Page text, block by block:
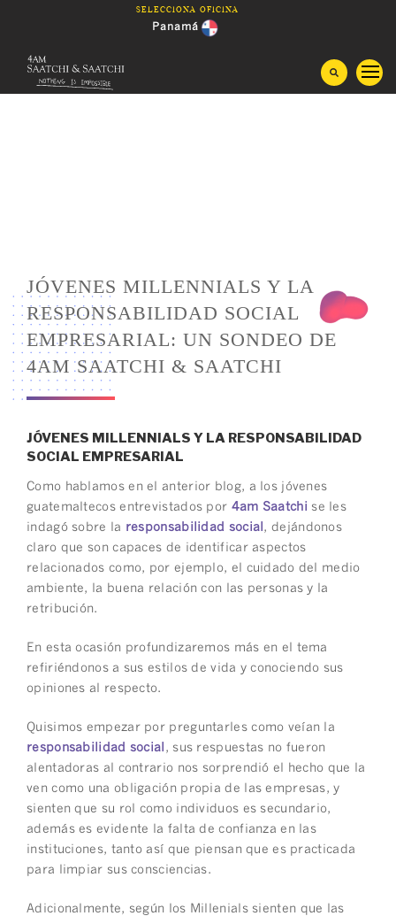
Selecciona oficina
Panamá
JÓVENES MILLENNIALS Y LA
RESPONSABILIDAD SOCIAL
EMPRESARIAL: UN SONDEO DE
4AM SAATCHI & SAATCHI
JÓVENES MILLENNIALS Y LA RESPONSABILIDAD
SOCIAL EMPRESARIAL
Como hablamos en el anterior blog, a los jóvenes
guatemaltecos entrevistados por 4am Saatchi se les
indagó sobre la responsabilidad social , dejándonos
claro que son capaces de identificar aspectos
relacionados como, por ejemplo, el cuidado del medio
ambiente, la buena relación con las personas y la
retribución.
En esta ocasión profundizaremos más en el tema
refiriéndonos a sus estilos de vida y conociendo sus
opiniones al respecto.
Quisimos empezar por preguntarles como veían la
responsabilidad social , sus respuestas no fueron
alentadoras al contrario nos sorprendió el hecho que la
ven como una obligación propia de las empresas, y
sienten que su rol como individuos es secundario,
además es evidente la falta de confianza en las
instituciones, tanto así que piensan que es practicada
para limpiar sus consciencias.
Adicionalmente, según los Millenials sienten que las